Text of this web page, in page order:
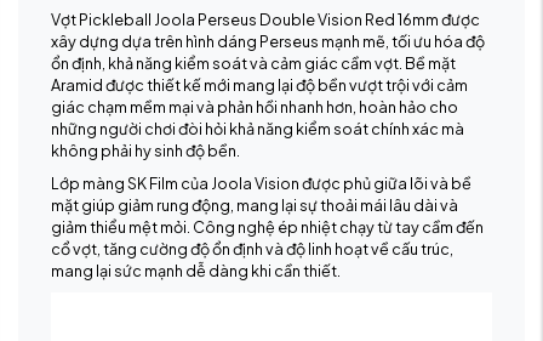
Vợt Pickleball Joola Perseus Double Vision Red 16mm được
xây dựng dựa trên hình dáng Perseus mạnh mẽ, tối ưu hóa độ
ổn định, khả năng kiểm soát và cảm giác cầm vợt. Bề mặt
Aramid được thiết kế mới mang lại độ bền vượt trội với cảm
giác chạm mềm mại và phản hồi nhanh hơn, hoàn hảo cho
những người chơi đòi hỏi khả năng kiểm soát chính xác mà
không phải hy sinh độ bền.
Lớp màng SK Film của Joola Vision được phủ giữa lõi và bề
mặt giúp giảm rung động, mang lại sự thoải mái lâu dài và
giảm thiểu mệt mỏi. Công nghệ ép nhiệt chạy từ tay cầm đến
cổ vợt, tăng cường độ ổn định và độ linh hoạt về cấu trúc,
mang lại sức mạnh dễ dàng khi cần thiết.